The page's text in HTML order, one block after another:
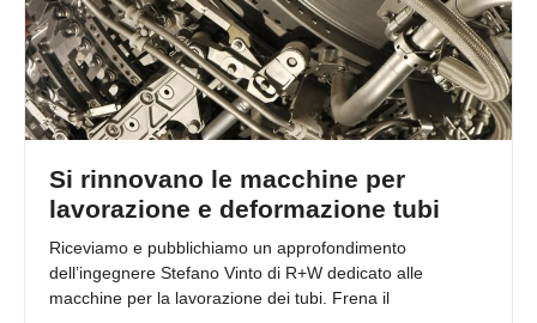
Si rinnovano le macchine per
lavorazione e deformazione tubi
Riceviamo e pubblichiamo un approfondimento
dell’ingegnere Stefano Vinto di R+W dedicato alle
macchine per la lavorazione dei tubi. Frena il